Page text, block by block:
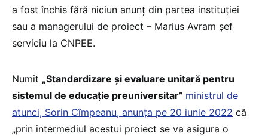
a fost închis fără niciun anunț din partea instituției
sau a managerului de proiect – Marius Avram șef
serviciu la CNPEE.
Numit „Standardizare și evaluare unitară pentru
sistemul de educație preuniversitar” ministrul de
atunci, Sorin Cîmpeanu, anunța pe 20 iunie 2022 că
„prin intermediul acestui proiect se va asigura o